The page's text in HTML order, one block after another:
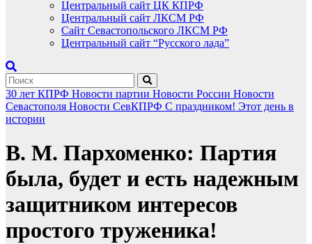
Центральный сайт ЦК КПРФ
Центральный сайт ЛКСМ РФ
Сайт Севастопольского ЛКСМ РФ
Центральный сайт “Русского лада”
30 лет КПРФ Новости партии Новости России Новости
Севастополя Новости СевКПРФ С праздником! Этот день в
истории
В. М. Пархоменко: Партия
была, будет и есть надежным
защитником интересов
простого труженика!